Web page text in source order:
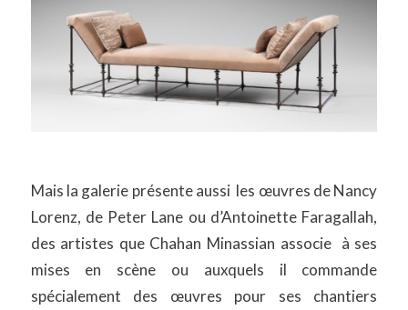
Mais la galerie présente aussi les œuvres de Nancy
Lorenz, de Peter Lane ou d’Antoinette Faragallah,
des artistes que Chahan Minassian associe à ses
mises en scène ou auxquels il commande
spécialement des œuvres pour ses chantiers